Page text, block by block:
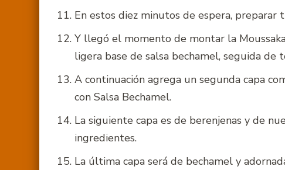
En estos diez minutos de espera, preparar
Y llegó el momento de montar la
ligera base de salsa bechamel, seguida de
A continuación agrega un segunda capa
con Salsa Bechamel.
La siguiente capa es de berenjenas y de
ingredientes.
La última capa será de bechamel y